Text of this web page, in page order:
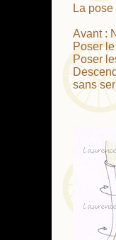
La
Avant :
Poser
Poser
sans